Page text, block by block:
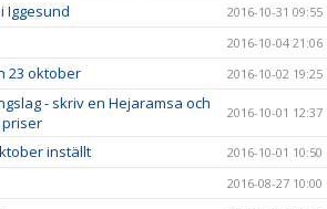
Iggesund 2016-10-31 09:55
2016-10-04 21:06
23 oktober 2016-10-02 19:25
- skriv en Hejaramsa och
priser
2016-10-01 12:37
inställt 2016-10-01 10:50
2016-08-27 10:00